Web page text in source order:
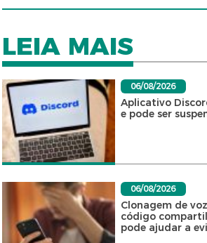
LEIA MAIS
06/08/2026
Aplicativo
e pode ser
06/08/2026
Clonagem de
código
pode ajudar a